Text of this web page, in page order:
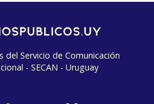
Servicio de Comunicación
- SECAN - Uruguay